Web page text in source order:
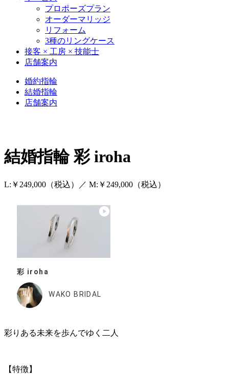
プロポーズプラン
オーダーマリッジ
リフォーム
3種のリングケース
接客 × 工房 × 技能士
店舗案内
婚約指輪
結婚指輪
店舗案内
結婚指輪彩 iroha
L:￥249,000（税込）／ M:￥249,000（税込）
彩 iroha
WAKO BRIDAL
彩りある未来を歩んでゆく二人
【特徴】